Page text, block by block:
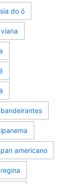
do ó
americano